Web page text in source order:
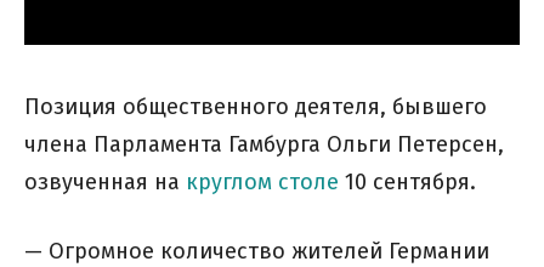
Позиция общественного деятеля, бывшего
члена Парламента Гамбурга Ольги Петерсен,
озвученная на круглом столе 10 сентября.
— Огромное количество жителей Германии